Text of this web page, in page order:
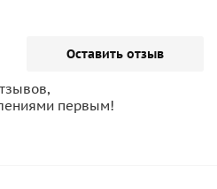
Оставить отзыв
первым!